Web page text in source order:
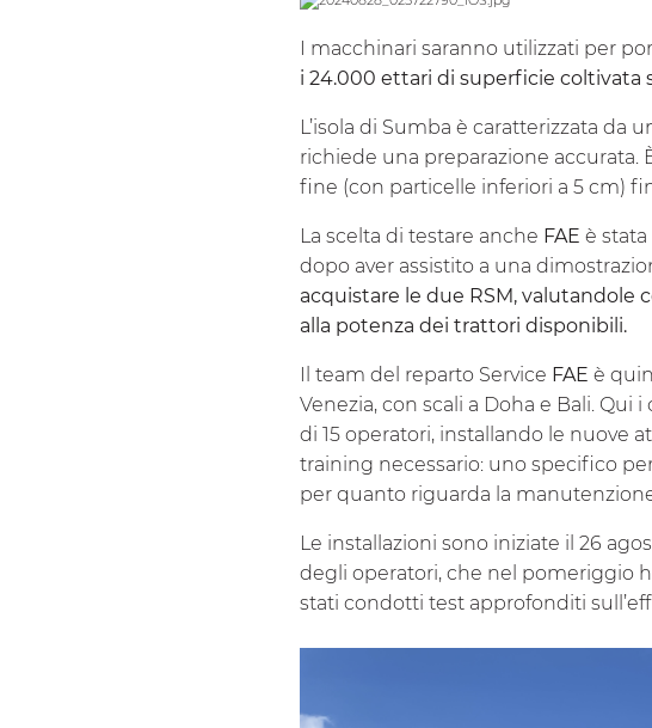
I macchinari saranno utilizzati per
i 24.000 ettari di superficie coltivata
L’isola di Sumba è caratterizzata
richiede una preparazione
fine (con particelle inferiori a 5 cm)
La scelta di testare anche FAE è
dopo aver assistito a una
acquistare le due RSM, valutandole
alla potenza dei trattori disponibili.
Il team del reparto Service FAE è
Venezia, con scali a Doha e Bali.
di 15 operatori, installando le nuove
training necessario: uno specifico
per quanto riguarda la
Le installazioni sono iniziate il 26
degli operatori, che nel pomeriggio
stati condotti test approfonditi